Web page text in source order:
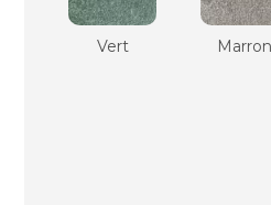
Vert Marron